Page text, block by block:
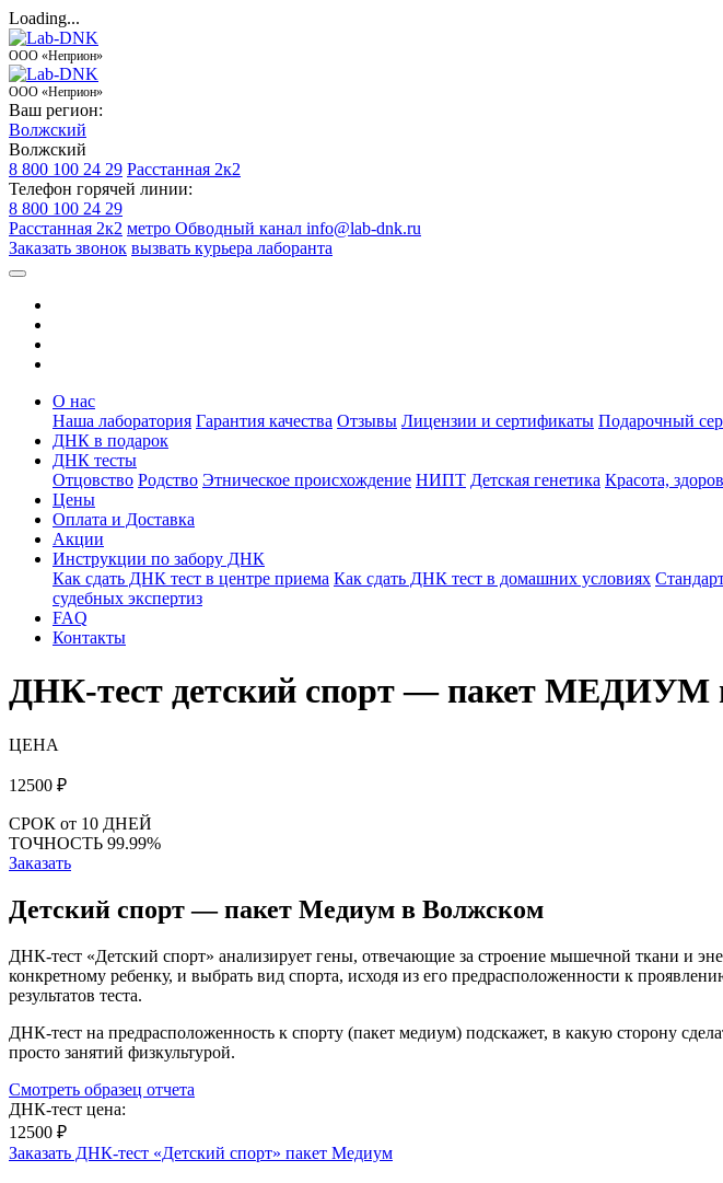
Loading...
ООО «Неприон»
ООО «Неприон»
Ваш регион:
Волжский
Волжский
8 800 100 24 29 Расстанная 2к2
Телефон горячей линии:
8 800 100 24 29
Расстанная 2к2 метро Обводный канал info@lab-dnk.ru
Заказать звонок вызвать курьера лаборанта
О нас
Наша лаборатория Гарантия качества Отзывы Лицензии и сертификаты Подарочный
ДНК в подарок
ДНК тесты
Отцовство Родство Этническое происхождение НИПТ Детская генетика Красота,
Цены
Оплата и Доставка
Акции
Инструкции по забору ДНК
Как сдать ДНК тест в центре приема Как сдать ДНК тест в домашних условиях
судебных экспертиз
FAQ
Контакты
ДНК-тест детский спорт — пакет МЕДИУМ
ЦЕНА
12500 ₽
СРОК от 10 ДНЕЙ
ТОЧНОСТЬ 99.99%
Заказать
Детский спорт — пакет Медиум в Волжском
ДНК-тест «Детский спорт» анализирует гены, отвечающие за строение мышечной ткани и
конкретному ребенку, и выбрать вид спорта, исходя из его предрасположенности к
результатов теста.
ДНК-тест на предрасположенность к спорту (пакет медиум) подскажет, в какую сторону
просто занятий физкультурой.
Смотреть образец отчета
ДНК-тест цена:
12500 ₽
Заказать ДНК-тест «Детский спорт» пакет Медиум